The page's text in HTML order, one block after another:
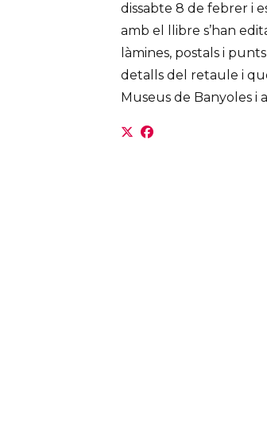
dissabte 8 de febrer i
amb el llibre s’han
làmines, postals i
detalls del retaule i
Museus de Banyoles i